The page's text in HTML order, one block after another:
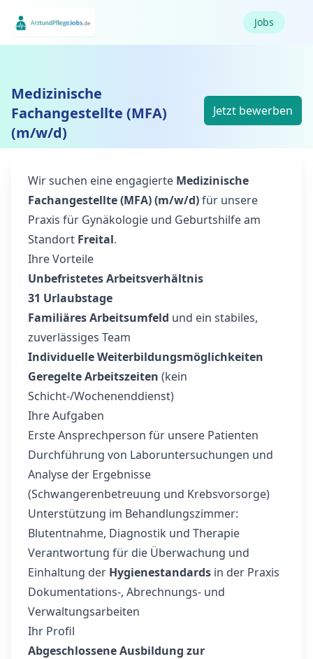
Jobs
Medizinische
Fachangestellte (MFA)
(m/w/d)
Jetzt bewerben
Wir suchen eine engagierte Medizinische
Fachangestellte (MFA) (m/w/d)für unsere
Praxis für Gynäkologie und Geburtshilfe am
Standort Freital.
Ihre Vorteile
Unbefristetes Arbeitsverhältnis
31 Urlaubstage
Familiäres Arbeitsumfeld und ein stabiles,
zuverlässiges Team
Individuelle Weiterbildungsmöglichkeiten
Geregelte Arbeitszeiten (kein
Schicht-/Wochenenddienst)
Ihre Aufgaben
Erste Ansprechperson für unsere Patienten
Durchführung von Laboruntersuchungen und
Analyse der Ergebnisse
(Schwangerenbetreuung und Krebsvorsorge)
Unterstützung im Behandlungszimmer:
Blutentnahme, Diagnostik und Therapie
Verantwortung für die Überwachung und
Einhaltung der Hygienestandards in der Praxis
Dokumentations-, Abrechnungs- und
Verwaltungsarbeiten
Ihr Profil
Abgeschlossene Ausbildung zur